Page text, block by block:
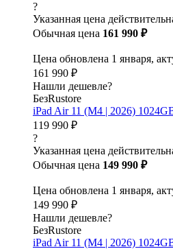
?
Указанная цена
Обычная цена 161 990 ₽
Цена обновлена 1 января,
161 990 ₽
Нашли дешевле?
БезRustore
iPad Air 11 (M4 | 2026)
119 990 ₽
?
Указанная цена
Обычная цена 149 990 ₽
Цена обновлена 1 января,
149 990 ₽
Нашли дешевле?
БезRustore
iPad Air 11 (M4 | 2026)